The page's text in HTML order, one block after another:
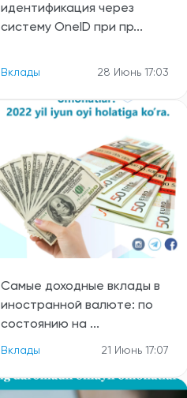
идентификация через
систему OneID при пр...
Вклады 28 Июнь 17:03
Самые доходные вклады в
иностранной валюте: по
состоянию на ...
Вклады 21 Июнь 17:07